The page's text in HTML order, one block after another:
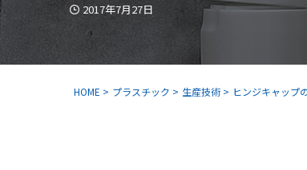
2017年7月27日
HOME > プラスチック > 生産技術 > ヒンジキャップ